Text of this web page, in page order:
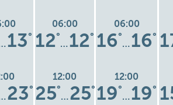
13°
23°
06:00
12°
…12°
12:00
25°
…25°
06:00
16°
…16°
12:00
19°
…19°